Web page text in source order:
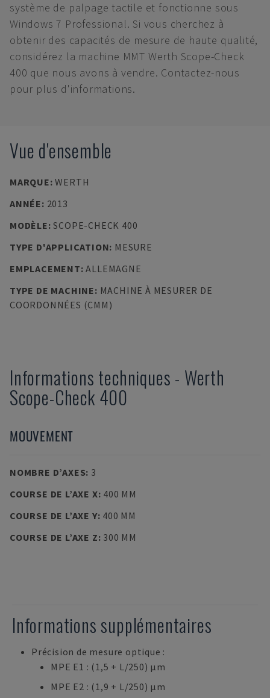
système de palpage tactile et fonctionne sous
Windows 7 Professional. Si vous cherchez à
obtenir des capacités de mesure de haute qualité,
considérez la machine MMT Werth Scope-Check
400 que nous avons à vendre. Contactez-nous
pour plus d'informations.
Vue d'ensemble
MARQUE:WERTH
ANNÉE: 2013
MODÈLE:SCOPE-CHECK 400
TYPE D'APPLICATION: MESURE
EMPLACEMENT:ALLEMAGNE
TYPE DE MACHINE: MACHINE À MESURER DE
COORDONNÉES (CMM)
Informations techniques - Werth
Scope-Check 400
MOUVEMENT
NOMBRE D’AXES: 3
COURSE DE L’AXE X: 400 MM
COURSE DE L’AXE Y: 400 MM
COURSE DE L’AXE Z: 300 MM
Informations supplémentaires
Précision de mesure optique :
MPE E1 : (1,5 + L/250) µm
MPE E2 : (1,9 + L/250) µm